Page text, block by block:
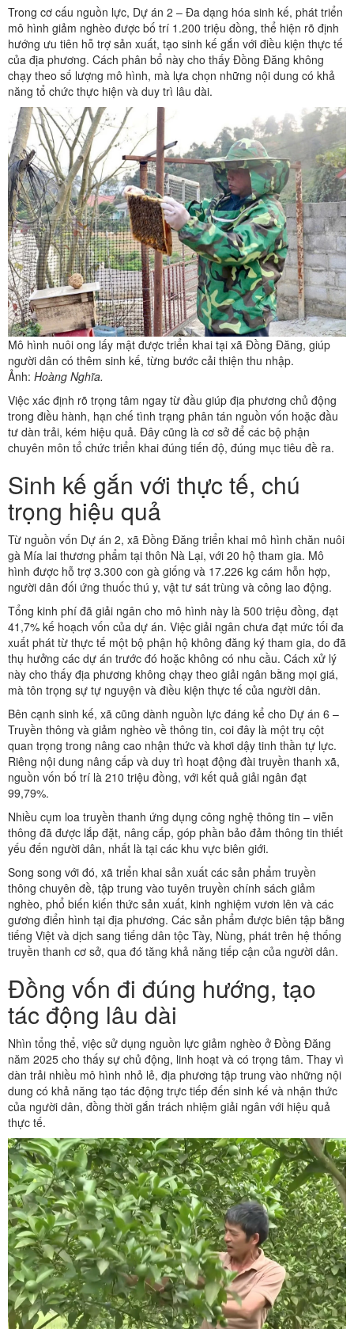
Trong cơ cấu nguồn lực, Dự án 2 – Đa dạng hóa sinh kế, phát triển
mô hình giảm nghèo được bố trí 1.200 triệu đồng, thể hiện rõ định
hướng ưu tiên hỗ trợ sản xuất, tạo sinh kế gắn với điều kiện thực tế
của địa phương. Cách phân bổ này cho thấy Đồng Đăng không
chạy theo số lượng mô hình, mà lựa chọn những nội dung có khả
năng tổ chức thực hiện và duy trì lâu dài.
Mô hình nuôi ong lấy mật được triển khai tại xã Đồng Đăng, giúp
người dân có thêm sinh kế, từng bước cải thiện thu nhập.
Ảnh: Hoàng Nghĩa.
Việc xác định rõ trọng tâm ngay từ đầu giúp địa phương chủ động
trong điều hành, hạn chế tình trạng phân tán nguồn vốn hoặc đầu
tư dàn trải, kém hiệu quả. Đây cũng là cơ sở để các bộ phận
chuyên môn tổ chức triển khai đúng tiến độ, đúng mục tiêu đề ra.
Sinh kế gắn với thực tế, chú
trọng hiệu quả
Từ nguồn vốn Dự án 2, xã Đồng Đăng triển khai mô hình chăn nuôi
gà Mía lai thương phẩm tại thôn Nà Lại, với 20 hộ tham gia. Mô
hình được hỗ trợ 3.300 con gà giống và 17.226 kg cám hỗn hợp,
người dân đối ứng thuốc thú y, vật tư sát trùng và công lao động.
Tổng kinh phí đã giải ngân cho mô hình này là 500 triệu đồng, đạt
41,7% kế hoạch vốn của dự án. Việc giải ngân chưa đạt mức tối đa
xuất phát từ thực tế một bộ phận hộ không đăng ký tham gia, do đã
thụ hưởng các dự án trước đó hoặc không có nhu cầu. Cách xử lý
này cho thấy địa phương không chạy theo giải ngân bằng mọi giá,
mà tôn trọng sự tự nguyện và điều kiện thực tế của người dân.
Bên cạnh sinh kế, xã cũng dành nguồn lực đáng kể cho Dự án 6 –
Truyền thông và giảm nghèo về thông tin, coi đây là một trụ cột
quan trọng trong nâng cao nhận thức và khơi dậy tinh thần tự lực.
Riêng nội dung nâng cấp và duy trì hoạt động đài truyền thanh xã,
nguồn vốn bố trí là 210 triệu đồng, với kết quả giải ngân đạt
99,79%.
Nhiều cụm loa truyền thanh ứng dụng công nghệ thông tin – viễn
thông đã được lắp đặt, nâng cấp, góp phần bảo đảm thông tin thiết
yếu đến người dân, nhất là tại các khu vực biên giới.
Song song với đó, xã triển khai sản xuất các sản phẩm truyền
thông chuyên đề, tập trung vào tuyên truyền chính sách giảm
nghèo, phổ biến kiến thức sản xuất, kinh nghiệm vươn lên và các
gương điển hình tại địa phương. Các sản phẩm được biên tập bằng
tiếng Việt và dịch sang tiếng dân tộc Tày, Nùng, phát trên hệ thống
truyền thanh cơ sở, qua đó tăng khả năng tiếp cận của người dân.
Đồng vốn đi đúng hướng, tạo
tác động lâu dài
Nhìn tổng thể, việc sử dụng nguồn lực giảm nghèo ở Đồng Đăng
năm 2025 cho thấy sự chủ động, linh hoạt và có trọng tâm. Thay vì
dàn trải nhiều mô hình nhỏ lẻ, địa phương tập trung vào những nội
dung có khả năng tạo tác động trực tiếp đến sinh kế và nhận thức
của người dân, đồng thời gắn trách nhiệm giải ngân với hiệu quả
thực tế.